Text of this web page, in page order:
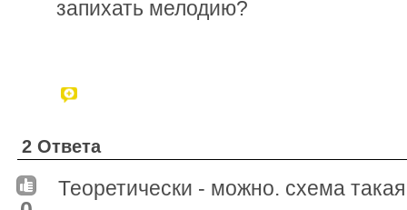
запихать мелодию?
2 Ответа
Теоретически - можно. схема